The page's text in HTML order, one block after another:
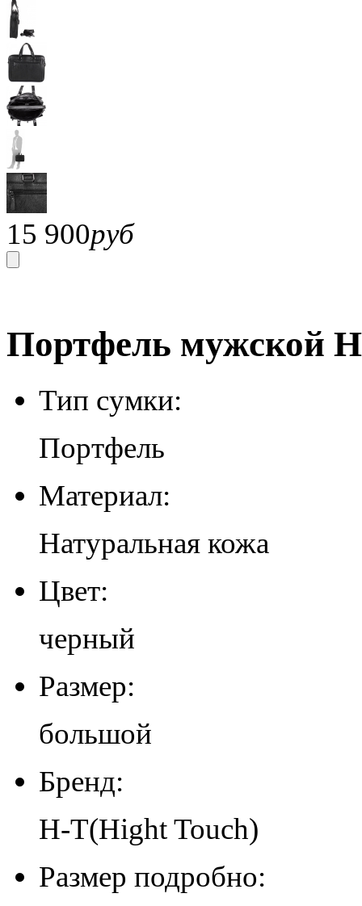
15 900руб
Портфель мужской
Тип сумки:
Портфель
Материал:
Натуральная кожа
Цвет:
черный
Размер:
большой
Бренд:
H-T(Hight Touch)
Размер подробно: